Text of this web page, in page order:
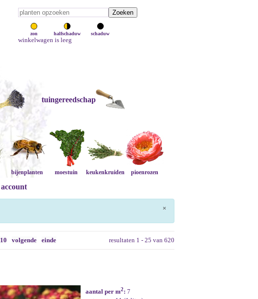
zon halfschaduw schaduw
winkelwagen is leeg
tuingereedschap
bijenplanten moestuin keukenkruiden pioenrozen
account
×
resultaten 1 - 25 van 620
10 volgende einde
aantal per m2: 7